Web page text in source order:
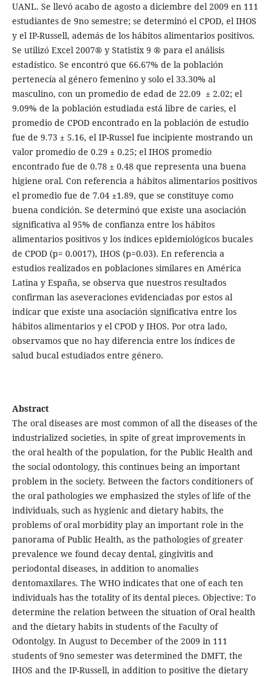
UANL. Se llevó acabo de agosto a diciembre del 2009 en 111
estudiantes de 9no semestre; se determinó el CPOD, el IHOS
y el IP-Russell, además de los hábitos alimentarios positivos.
Se utilizó Excel 2007® y Statistix 9 ® para el análisis
estadístico. Se encontró que 66.67% de la población
pertenecía al género femenino y solo el 33.30% al
masculino, con un promedio de edad de 22.09 ± 2.02; el
9.09% de la población estudiada está libre de caries, el
promedio de CPOD encontrado en la población de estudio
fue de 9.73 ± 5.16, el IP-Russel fue incipiente mostrando un
valor promedio de 0.29 ± 0.25; el IHOS promedio
encontrado fue de 0.78 ± 0.48 que representa una buena
higiene oral. Con referencia a hábitos alimentarios positivos
el promedio fue de 7.04 ±1.89, que se constituye como
buena condición. Se determinó que existe una asociación
significativa al 95% de confianza entre los hábitos
alimentarios positivos y los índices epidemiológicos bucales
de CPOD (p= 0.0017), IHOS (p=0.03). En referencia a
estudios realizados en poblaciones similares en América
Latina y España, se observa que nuestros resultados
confirman las aseveraciones evidenciadas por estos al
indicar que existe una asociación significativa entre los
hábitos alimentarios y el CPOD y IHOS. Por otra lado,
observamos que no hay diferencia entre los índices de
salud bucal estudiados entre género.
Abstract
The oral diseases are most common of all the diseases of the
industrialized societies, in spite of great improvements in
the oral health of the population, for the Public Health and
the social odontology, this continues being an important
problem in the society. Between the factors conditioners of
the oral pathologies we emphasized the styles of life of the
individuals, such as hygienic and dietary habits, the
problems of oral morbidity play an important role in the
panorama of Public Health, as the pathologies of greater
prevalence we found decay dental, gingivitis and
periodontal diseases, in addition to anomalies
dentomaxilares. The WHO indicates that one of each ten
individuals has the totality of its dental pieces. Objective: To
determine the relation between the situation of Oral health
and the dietary habits in students of the Faculty of
Odontolgy. In August to December of the 2009 in 111
students of 9no semester was determined the DMFT, the
IHOS and the IP-Russell, in addition to positive the dietary